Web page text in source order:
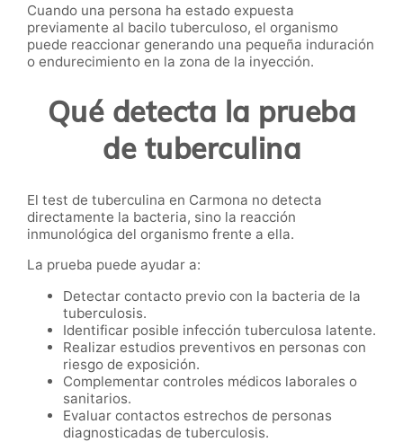
Cuando una persona ha estado expuesta
previamente al bacilo tuberculoso, el organismo
puede reaccionar generando una pequeña induración
o endurecimiento en la zona de la inyección.
Qué detecta la prueba
de tuberculina
El test de tuberculina en Carmona no detecta
directamente la bacteria, sino la reacción
inmunológica del organismo frente a ella.
La prueba puede ayudar a:
Detectar contacto previo con la bacteria de la
tuberculosis.
Identificar posible infección tuberculosa latente.
Realizar estudios preventivos en personas con
riesgo de exposición.
Complementar controles médicos laborales o
sanitarios.
Evaluar contactos estrechos de personas
diagnosticadas de tuberculosis.